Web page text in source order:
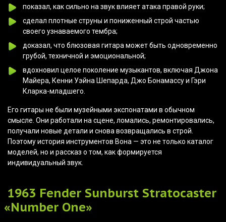
показал, как сильно на звук влияет атака правой руки;
сделал плотные струны и пониженный строй частью
своего узнаваемого тембра;
доказал, что блюзовая гитара может быть одновременно
грубой, техничной и эмоциональной;
вдохновил целое поколение музыкантов, включая Джона
Майера, Кенни Уэйна Шепарда, Джо Бонамассу и Гэри
Кларка-младшего.
Его гитары не были музейными экспонатами в обычном
смысле. Они работали на сцене, ломались, ремонтировались,
получали новые детали и снова возвращались в строй.
Поэтому история инструментов Вона — это не только каталог
моделей, но и рассказ о том, как формируется
индивидуальный звук.
1963 Fender Sunburst Stratocaster
«NumberOne»